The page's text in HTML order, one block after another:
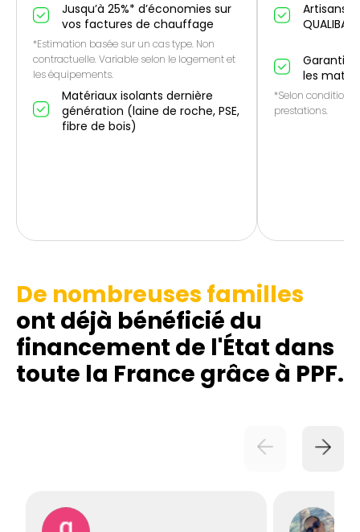
Jusqu’à 25%* d’économies sur
vos factures de chauffage
*Estimation basée sur un cas type. Non
contractuelle. Variable selon le logement et
les équipements.
Matériaux isolants dernière
génération (laine de roche, PSE,
fibre de bois)
Artisans
QUALIBAT
Garantie
les
*Selon conditions
prestations.
De nombreuses familles
ont déjà bénéficié du
financement de l'État dans
toute la France grâce à PPF.